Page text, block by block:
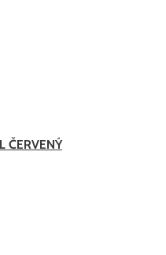
ČERVENÝ